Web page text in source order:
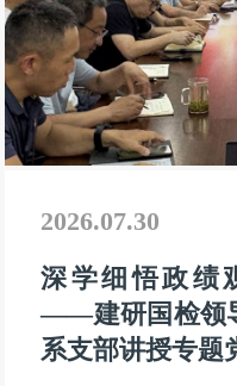
2026.07.30
深学细悟政绩
——建研国检领
系支部讲授专题